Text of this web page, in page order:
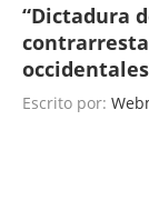
“Dictadura
Escrito por: